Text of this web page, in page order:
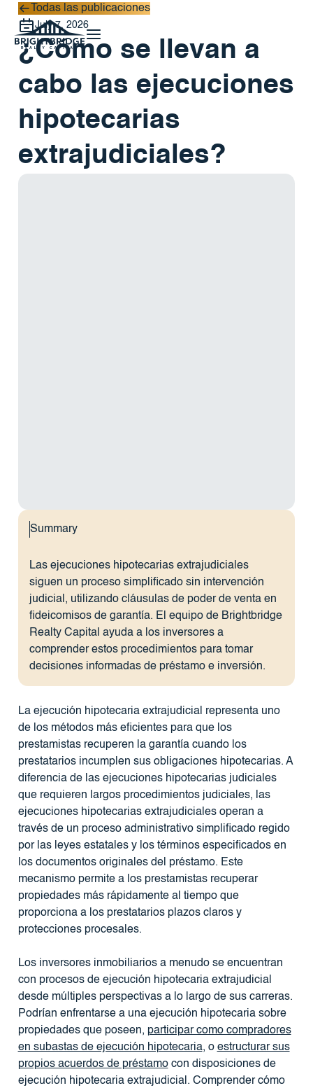
Todas las publicaciones
Todas las publicaciones
July 7, 2026
¿Cómo se llevan a
cabo las ejecuciones
hipotecarias
extrajudiciales?
Summary
Las ejecuciones hipotecarias extrajudiciales
siguen un proceso simplificado sin intervención
judicial, utilizando cláusulas de poder de venta en
fideicomisos de garantía. El equipo de Brightbridge
Realty Capital ayuda a los inversores a
comprender estos procedimientos para tomar
decisiones informadas de préstamo e inversión.
La ejecución hipotecaria extrajudicial representa uno
de los métodos más eficientes para que los
prestamistas recuperen la garantía cuando los
prestatarios incumplen sus obligaciones hipotecarias. A
diferencia de las ejecuciones hipotecarias judiciales
que requieren largos procedimientos judiciales, las
ejecuciones hipotecarias extrajudiciales operan a
través de un proceso administrativo simplificado regido
por las leyes estatales y los términos especificados en
los documentos originales del préstamo. Este
mecanismo permite a los prestamistas recuperar
propiedades más rápidamente al tiempo que
proporciona a los prestatarios plazos claros y
protecciones procesales.
Los inversores inmobiliarios a menudo se encuentran
con procesos de ejecución hipotecaria extrajudicial
desde múltiples perspectivas a lo largo de sus carreras.
Podrían enfrentarse a una ejecución hipotecaria sobre
propiedades que poseen, participar como compradores
en subastas de ejecución hipotecaria, o estructurar sus
propios acuerdos de préstamocon disposiciones de
ejecución hipotecaria extrajudicial. Comprender cómo